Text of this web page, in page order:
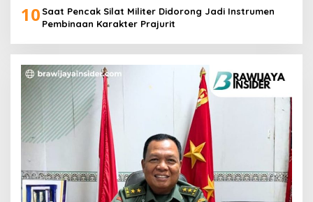
10 Saat Pencak Silat Militer Didorong Jadi Instrumen
Pembinaan Karakter Prajurit